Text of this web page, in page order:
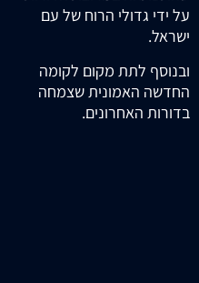
על ידי גדולי הרוח של עם
ישראל.
ובנוסף לתת מקום לקומה
החדשה האמונית שצמחה
בדורות האחרונים.